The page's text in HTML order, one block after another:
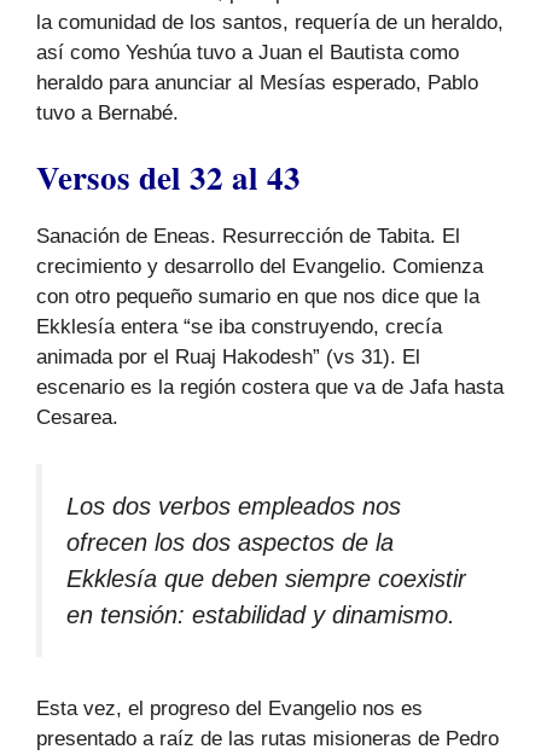
la comunidad de los santos, requería de un heraldo,
así como Yeshúa tuvo a Juan el Bautista como
heraldo para anunciar al Mesías esperado, Pablo
tuvo a Bernabé.
Versos del 32 al 43
Sanación de Eneas. Resurrección de Tabita. El
crecimiento y desarrollo del Evangelio. Comienza
con otro pequeño sumario en que nos dice que la
Ekklesía entera “se iba construyendo, crecía
animada por el Ruaj Hakodesh” (vs 31). El
escenario es la región costera que va de Jafa hasta
Cesarea.
Los dos verbos empleados nos
ofrecen los dos aspectos de la
Ekklesía que deben siempre coexistir
en tensión: estabilidad y dinamismo.
Esta vez, el progreso del Evangelio nos es
presentado a raíz de las rutas misioneras de Pedro